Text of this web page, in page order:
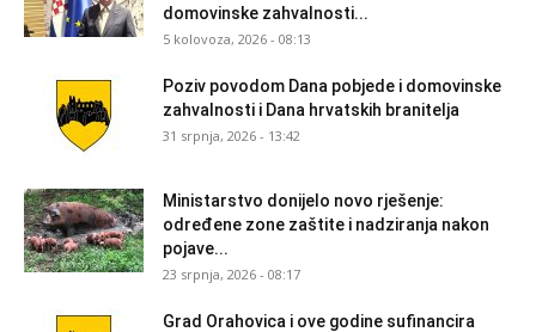
domovinske zahvalnosti...
5 kolovoza, 2026 - 08:13
Poziv povodom Dana pobjede i domovinske
zahvalnosti i Dana hrvatskih branitelja
31 srpnja, 2026 - 13:42
Ministarstvo donijelo novo rješenje:
određene zone zaštite i nadziranja nakon
pojave...
23 srpnja, 2026 - 08:17
Grad Orahovica i ove godine sufinancira